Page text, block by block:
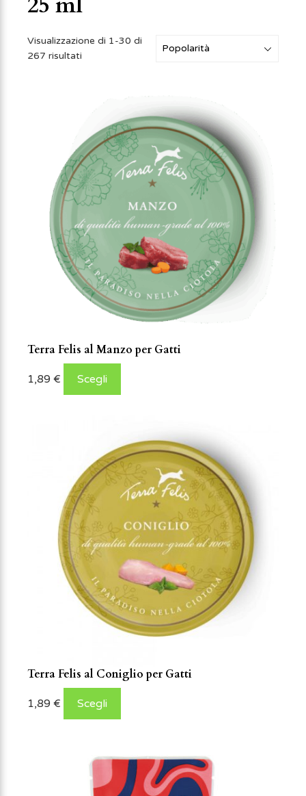
Visualizzazione di 1-30 di
267 risultati
Terra Felis al Manzo per Gatti
1,89 € Scegli
Terra Felis al Coniglio per Gatti
1,89 € Scegli